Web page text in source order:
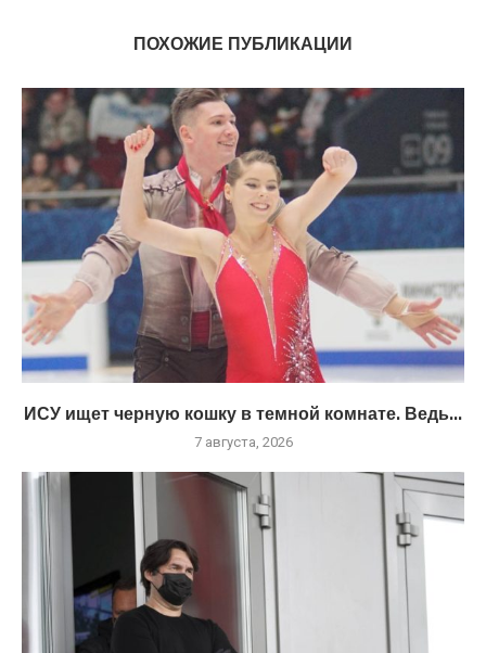
ПОХОЖИЕ ПУБЛИКАЦИИ
ИСУ ищет черную кошку в темной комнате. Ведь...
7 августа, 2026